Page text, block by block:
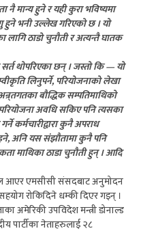
मान्य हुने र यही कुरा भविष्यमा
हुने भनी उल्लेख गरिएको छ । यो
लागि ठाडो चुनौती र अत्यन्तै घातक
थोपरिएका छन् । जस्तो कि — यो
लिनुपर्ने, परियोजनाको लेखा
बौद्धिक सम्पतिमाथिको
अवधि सकिए पनि त्यसका
कर्मचारीद्वारा कुनै अपराध
अनि यस संझौतामा कुनै पनि
माथिका ठाडा चुनौती हुन् । आदि
आएर एमसीसी संसदबाट अनुमोदन
रोकिदिने धम्की दिएर गइन् ।
अमेरिकी उपविदेश मन्त्री डोनाल्ड
पार्टीका नेताहरुलाई २८